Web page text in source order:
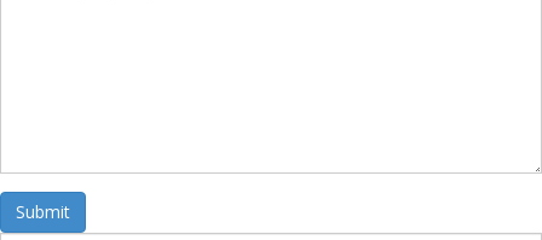
Submit